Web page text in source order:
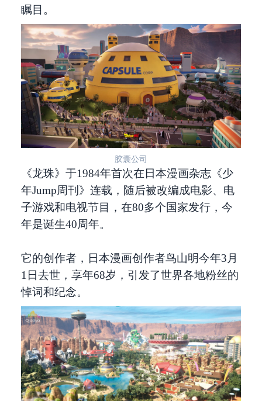
瞩目。
胶囊公司
《龙珠》于1984年首次在日本漫画杂志《少
年Jump周刊》连载，随后被改编成电影、电
子游戏和电视节目，在80多个国家发行，今
年是诞生40周年。
它的创作者，日本漫画创作者鸟山明今年3月
1日去世，享年68岁，引发了世界各地粉丝的
悼词和纪念。